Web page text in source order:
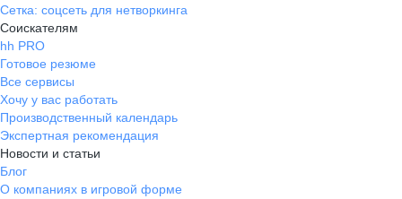
Сетка: соцсеть для нетворкинга
Соискателям
hh PRO
Готовое резюме
Все сервисы
Хочу у вас работать
Производственный календарь
Экспертная рекомендация
Новости и статьи
Блог
О компаниях в игровой форме